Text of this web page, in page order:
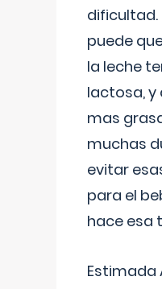
dificultad.
puede
la leche
lactosa, y
mas
muchas
evitar
para el
hace esa
Estimada